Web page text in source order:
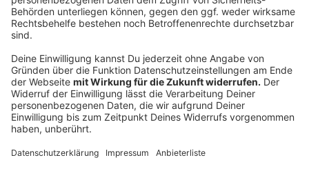
Filterblase. Wie möchten Sie dieser
Herausforderung begegnen?
Es ist erforderlich der zunehmenden Spaltung der
Gesellschaft in Arm und Reich entgegenzuwirken und
die Ungleichheit zurückzudrängen.
Demokratinnen und Demokraten müssen der